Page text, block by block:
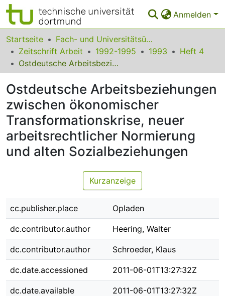
Anmelden
Bereiche & Sammlungen
Das gesamte Repositorium
Leitlinien
Zurück zur Startseite
Startseite
Fach- und Universitätsübergreifendes
Zeitschrift Arbeit
1992-1995 1993
Heft 4
Ostdeutsche Arbeitsbeziehungen zwischen ökonomischer Transformationskrise, neuer arbeitsrechtlicher Normierung und alten Sozialbeziehungen
Ostdeutsche Arbeitsbeziehungen
zwischen ökonomischer
Transformationskrise, neuer
arbeitsrechtlicher Normierung
und alten Sozialbeziehungen
Kurzanzeige
cc.publisher.place Opladen
dc.contributor.author Heering, Walter
dc.contributor.author Schroeder, Klaus
dc.date.accessioned 2011-06-01T13:27:32Z
dc.date.available 2011-06-01T13:27:32Z